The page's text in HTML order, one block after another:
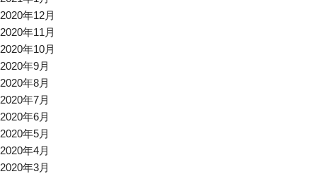
2020年12月
2020年11月
2020年10月
2020年9月
2020年8月
2020年7月
2020年6月
2020年5月
2020年4月
2020年3月